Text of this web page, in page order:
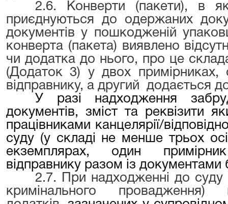
2.6. Конверти (пакети), в
приєднуються до одержаних
документів у пошкодженій
конверта (пакета) виявлено
чи додатка до нього,
(Додаток 3) у двох примірниках,
відправнику, а другий додається
У разі надходження
документів, зміст та реквізити
працівниками канцелярії/
суду (у складі не менше трьох
екземплярах, один
відправнику разом із документами
2.7. При надходженні до суду
кримінального провадження)